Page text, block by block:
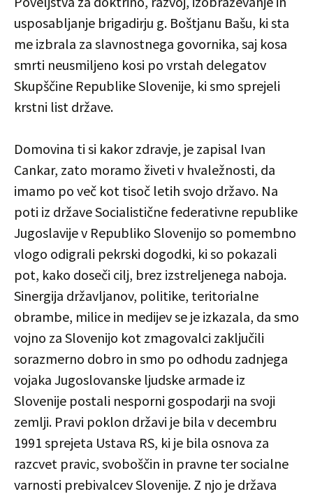
usposabljanje brigadirju g. Boštjanu Bašu, ki sta
me izbrala za slavnostnega govornika, saj kosa
smrti neusmiljeno kosi po vrstah delegatov
Skupščine Republike Slovenije, ki smo sprejeli
krstni list države.
Domovina ti si kakor zdravje, je zapisal Ivan
Cankar, zato moramo živeti v hvaležnosti, da
imamo po več kot tisoč letih svojo državo. Na
poti iz države Socialistične federativne republike
Jugoslavije v Republiko Slovenijo so pomembno
vlogo odigrali pekrski dogodki, ki so pokazali
pot, kako doseči cilj, brez izstreljenega naboja.
Sinergija državljanov, politike, teritorialne
obrambe, milice in medijev se je izkazala, da smo
vojno za Slovenijo kot zmagovalci zaključili
sorazmerno dobro in smo po odhodu zadnjega
vojaka Jugoslovanske ljudske armade iz
Slovenije postali nesporni gospodarji na svoji
zemlji. Pravi poklon državi je bila v decembru
1991 sprejeta Ustava RS, ki je bila osnova za
razcvet pravic, svoboščin in pravne ter socialne
varnosti prebivalcev Slovenije. Z njo je država